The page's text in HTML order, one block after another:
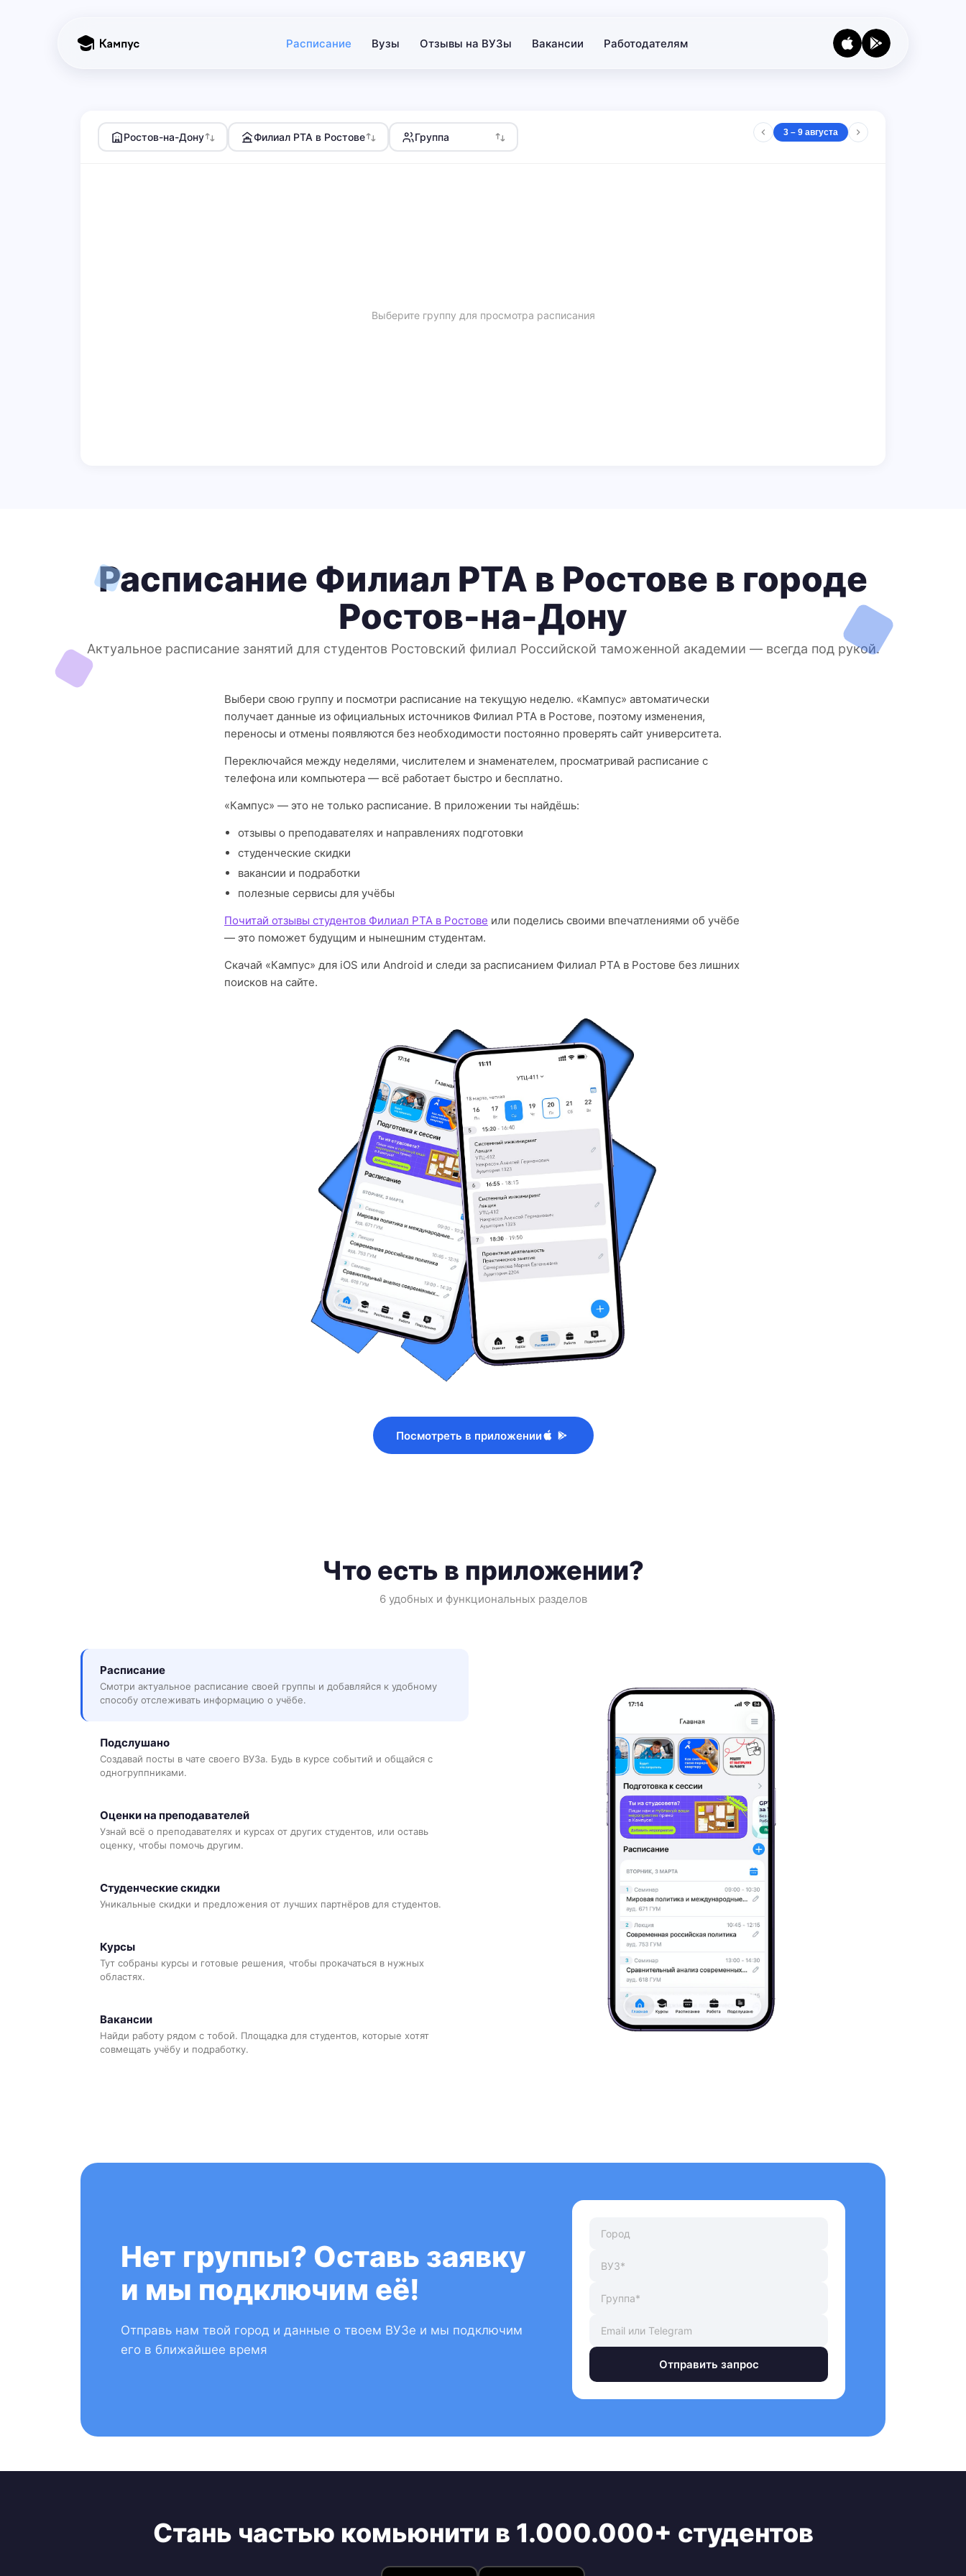
Расписание Вузы Отзывы на ВУЗы Вакансии Работодателям
Ростов-на-Дону Филиал РТА в Ростове Группа 3 – 9 августа
Выберите группу для просмотра расписания
Расписание Филиал РТА в Ростове в городе
Ростов-на-Дону
Актуальное расписание занятий для студентов Ростовский филиал Российской таможенной академии — всегда под рукой.
Выбери свою группу и посмотри расписание на текущую неделю. «Кампус» автоматически
получает данные из официальных источников Филиал РТА в Ростове, поэтому изменения,
переносы и отмены появляются без необходимости постоянно проверять сайт университета.
Переключайся между неделями, числителем и знаменателем, просматривай расписание с
телефона или компьютера — всё работает быстро и бесплатно.
«Кампус» — это не только расписание. В приложении ты найдёшь:
отзывы о преподавателях и направлениях подготовки
студенческие скидки
вакансии и подработки
полезные сервисы для учёбы
Почитай отзывы студентов Филиал РТА в Ростове или поделись своими впечатлениями об учёбе
— это поможет будущим и нынешним студентам.
Скачай «Кампус» для iOS или Android и следи за расписанием Филиал РТА в Ростове без лишних
поисков на сайте.
Посмотреть в приложении
Что есть в приложении?
6 удобных и функциональных разделов
Расписание
Смотри актуальное расписание своей группы и добавляйся к удобному
способу отслеживать информацию о учёбе.
Подслушано
Создавай посты в чате своего ВУЗа. Будь в курсе событий и общайся с
одногруппниками.
Оценки на преподавателей
Узнай всё о преподавателях и курсах от других студентов, или оставь
оценку, чтобы помочь другим.
Студенческие скидки
Уникальные скидки и предложения от лучших партнёров для студентов.
Курсы
Тут собраны курсы и готовые решения, чтобы прокачаться в нужных
областях.
Вакансии
Найди работу рядом с тобой. Площадка для студентов, которые хотят
совмещать учёбу и подработку.
Нет группы? Оставь заявку
и мы подключим её!
Отправь нам твой город и данные о твоем ВУЗе и мы подключим
его в ближайшее время
Отправить запрос
Стань частью комьюнити в 1.000.000+ студентов